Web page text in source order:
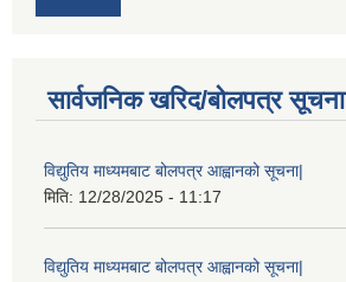
सार्वजनिक खरिद/बोलपत्र सूचना
विद्युतिय माध्यमबाट बोलपत्र आह्वानको सूचना|
मिति: 12/28/2025 - 11:17
विद्युतिय माध्यमबाट बोलपत्र आह्वानको सूचना|